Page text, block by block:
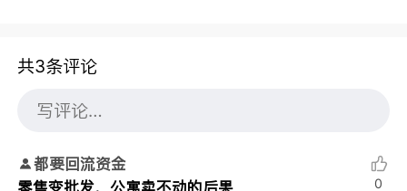
共3条评论
都要回流资金
0